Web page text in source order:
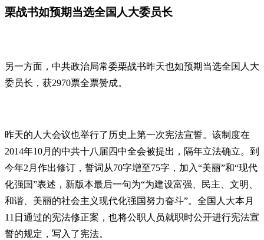
栗战书如预期当选全国人大委员长
另一方面，中共政治局常委栗战书昨天也如预期当选全国人大
委员长，获2970票全票赞成。
昨天的人大会议也举行了历史上第一次宪法宣誓。该制度在
2014年10月的中共十八届四中全会被提出，隔年立法确立。到
今年2月作出修订，誓词从70字增至75字，加入“美丽”和“现代
化强国”表述，新版本最后一句为“为建设富强、民主、文明、
和谐、美丽的社会主义现代化强国努力奋斗”。全国人大本月
11日通过的宪法修正案，也将公职人员就职时公开进行宪法宣
誓的规定，写入了宪法。